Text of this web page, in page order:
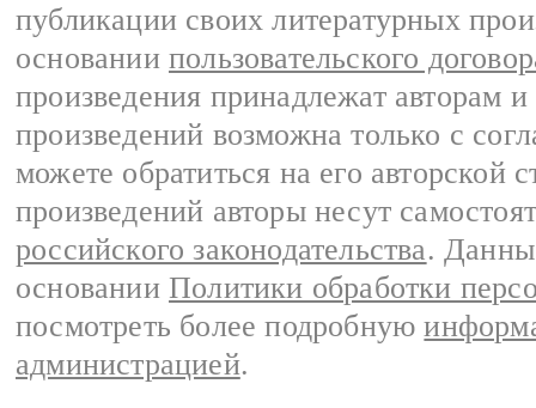
публикации своих литературных
основании пользовательского
произведения принадлежат авторам
произведений возможна только с
можете обратиться на его авторской
произведений авторы несут
российского законодательства.
основании Политики обработки
посмотреть более подробную
администрацией.